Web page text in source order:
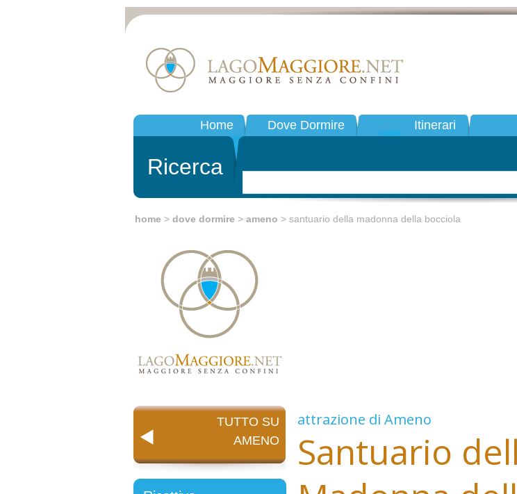
Home Dove Dormire Itinerari
Ricerca
home > dove dormire > ameno > santuario della madonna della bocciola
TUTTO SU
AMENO
attrazione di Ameno
Santuario